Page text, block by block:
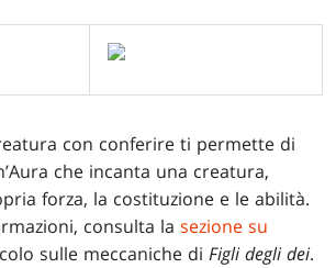
con conferire ti permette di
che incanta una creatura,
forza, la costituzione e le abilità.
consulta lasezione su
sulle meccaniche diFigli degli dei.